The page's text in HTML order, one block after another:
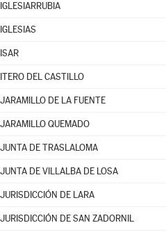
IGLESIARRUBIA
IGLESIAS
ISAR
ITERO DEL CASTILLO
JARAMILLO DE LA FUENTE
JARAMILLO QUEMADO
JUNTA DE TRASLALOMA
JUNTA DE VILLALBA DE LOSA
JURISDICCIÓN DE LARA
JURISDICCIÓN DE SAN ZADORNIL